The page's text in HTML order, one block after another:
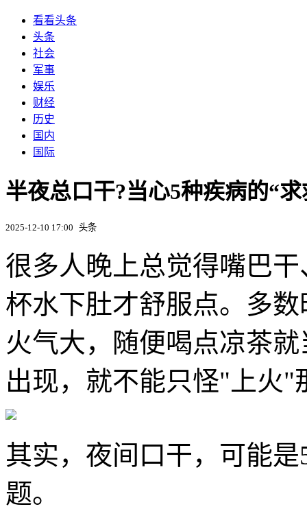
看看头条
头条
社会
军事
娱乐
财经
历史
国内
国际
半夜总口干?当心5种疾病的“
2025-12-10 17:00 头条
很多人晚上总觉得嘴巴
杯水下肚才舒服点。多
火气大，随便喝点凉茶
出现，就不能只怪"上火"
其实，夜间口干，可能
题。